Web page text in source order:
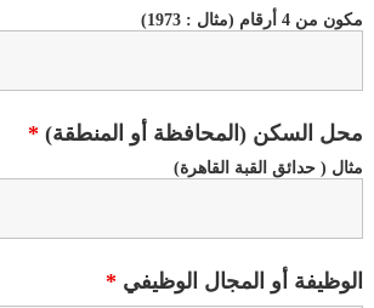
مكون من 4 أرقام (مثال : 1973)
محل السكن (المحافظة أو المنطقة) *
مثال ( حدائق القبة القاهرة)
الوظيفة أو المجال الوظيفي *